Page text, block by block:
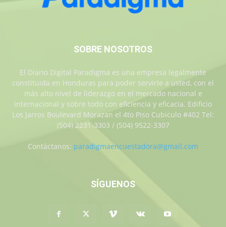
SOBRE NOSOTROS
El Diario Digital Paradigma es una empresa legalmente
constituida en Honduras para poder servirle a usted, con el
más alto nivel de liderazgo en el mercado nacional e
internacional y sobre todo con eficiencia y eficacia. Edificio
Los Jarros Boulevard Morazan el 4to Piso Cubiculo #402 Tel:
(504) 2231-3303 / (504) 9522-3307
Contáctanos: paradigmaencuestadora@gmail.com
SÍGUENOS